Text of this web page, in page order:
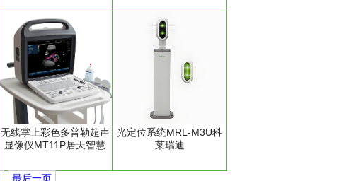
无线掌上彩色多普勒超声
显像仪MT11P居天智慧
光定位系统MRL-M3U科
莱瑞迪
最后一页